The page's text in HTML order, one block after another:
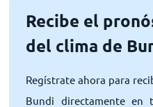
Recibe el
del clima de
Regístrate ahora para
Bundi directamente en